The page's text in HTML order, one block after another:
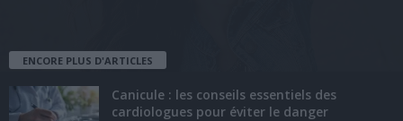
ENCORE PLUS D'ARTICLES
Canicule : les conseils essentiels des
cardiologues pour éviter le danger